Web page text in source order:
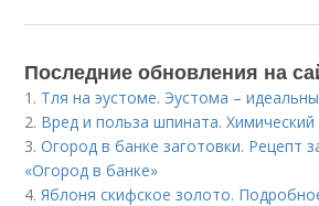
Последние обновления на
1. Тля на эустоме. Эустома –
2. Вред и польза шпината. Химический
3.Огород в банке заготовки. Рецепт
«Огород в банке»
4. Яблоня скифское золото.